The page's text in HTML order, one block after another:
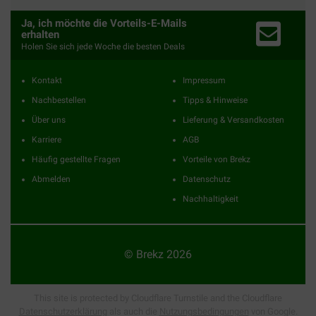
Ja, ich möchte die Vorteils-E-Mails
erhalten
Holen Sie sich jede Woche die besten Deals
Kontakt
Nachbestellen
Über uns
Karriere
Häufig gestellte Fragen
Abmelden
Impressum
Tipps & Hinweise
Lieferung & Versandkosten
AGB
Vorteile von Brekz
Datenschutz
Nachhaltigkeit
© Brekz 2026